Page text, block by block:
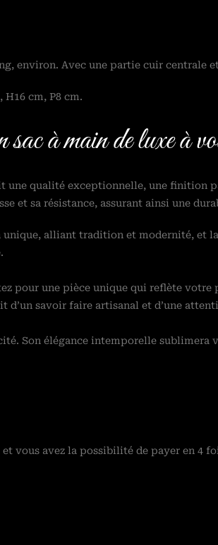
environ. Avec une partie cuir centrale
H16 cm, P8 cm.
à main de luxe à
une qualité exceptionnelle, une finition
et sa résistance, assurant ainsi une
unique, alliant tradition et modernité, et
pour une pièce unique qui reflète votre
d’un savoir faire artisanal et d’une
Son élégance intemporelle
vous avez la possibilité de payer en 4